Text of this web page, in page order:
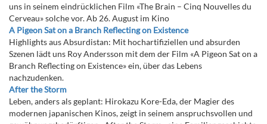
uns in seinem eindrücklichen Film «The Brain – Cinq Nouvelles du
Cerveau» solche vor. Ab 26. August im Kino
A Pigeon Sat on a Branch Reflecting on Existence
Highlights aus Absurdistan: Mit hochartifiziellen und absurden
Szenen lädt uns Roy Andersson mit dem der Film «A Pigeon Sat on a
Branch Reflecting on Existence» ein, über das Lebens
nachzudenken.
After the Storm
Leben, anders als geplant: Hirokazu Kore-Eda, der Magier des
modernen japanischen Kinos, zeigt in seinem anspruchsvollen und